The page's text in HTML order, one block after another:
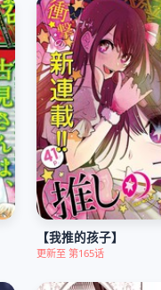
【我推的孩子】
更新至 第165话